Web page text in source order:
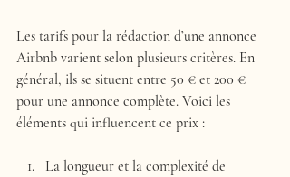
Les tarifs pour la rédaction d’une annonce
Airbnb varient selon plusieurs critères. En
général, ils se situent entre 50 € et 200 €
pour une annonce complète. Voici les
éléments qui influencent ce prix :
La longueur et la complexité de